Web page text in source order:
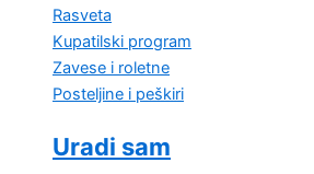
Rasveta
Kupatilski program
Zavese i roletne
Posteljine i peškiri
Uradi sam